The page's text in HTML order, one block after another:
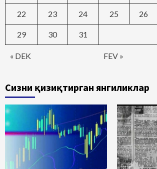
« DEK FEV »
22 23 24 25 26
29 30 31
Сизни қизиқтирган янгиликлар